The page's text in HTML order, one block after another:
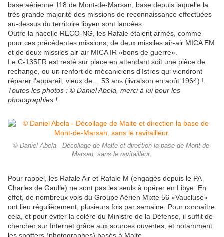
base aérienne 118 de Mont-de-Marsan, base depuis laquelle la
très grande majorité des missions de reconnaissance effectuées
au-dessus du territoire libyen sont lancées.
Outre la nacelle RECO-NG, les Rafale étaient armés, comme
pour ces précédentes missions, de deux missiles air-air MICA EM
et de deux missiles air-air MICA IR «bons de guerre».
Le C-135FR est resté sur place en attendant soit une pièce de
rechange, ou un renfort de mécaniciens d'Istres qui viendront
réparer l'appareil, vieux de… 53 ans (livraison en août 1964) !.
Toutes les photos : © Daniel Abela, merci à lui pour les
photographies !
© Daniel Abela - Décollage de Malte et direction la base de Mont-de-
Marsan, sans le ravitailleur.
Pour rappel, les Rafale Air et Rafale M (engagés depuis le PA
Charles de Gaulle) ne sont pas les seuls à opérer en Libye. En
effet, de nombreux vols du Groupe Aérien Mixte 56 «Vaucluse»
ont lieu régulièrement, plusieurs fois par semaine. Pour connaître
cela, et pour éviter la colère du Ministre de la Défense, il suffit de
chercher sur Internet grâce aux sources ouvertes, et notamment